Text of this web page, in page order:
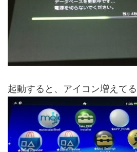
起動すると、アイコン増えて